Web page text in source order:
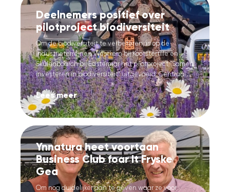
Deelnemers positief over
pilotproject biodiversiteit
Om de biodiversiteit te verbeteren, is op de
industrieterreinen Westkern bij Kootstertille en
Skûlenboarch bij Eastermar het pilotproject “Samen
investeren in biodiversiteit” uitgevoerd. Centraal...
Lees meer
Ynnatura heet voortaan
Business Club foar It Fryske
Gea
Om nog duidelijker aan te geven waar ze voor